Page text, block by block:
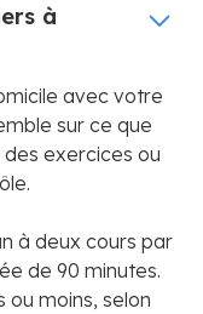
à
avec votre
sur ce que
exercices ou
à deux cours par
de 90 minutes.
ou moins, selon